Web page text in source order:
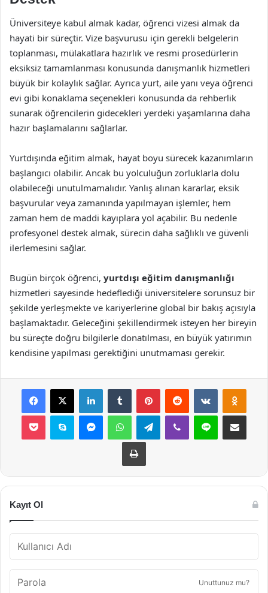
Üniversiteye kabul almak kadar, öğrenci vizesi almak da
hayati bir süreçtir. Vize başvurusu için gerekli belgelerin
toplanması, mülakatlara hazırlık ve resmi prosedürlerin
eksiksiz tamamlanması konusunda danışmanlık hizmetleri
büyük bir kolaylık sağlar. Ayrıca yurt, aile yanı veya öğrenci
evi gibi konaklama seçenekleri konusunda da rehberlik
sunarak öğrencilerin gidecekleri yerdeki yaşamlarına daha
hazır başlamalarını sağlarlar.
Yurtdışında eğitim almak, hayat boyu sürecek kazanımların
başlangıcı olabilir. Ancak bu yolculuğun zorluklarla dolu
olabileceği unutulmamalıdır. Yanlış alınan kararlar, eksik
başvurular veya zamanında yapılmayan işlemler, hem
zaman hem de maddi kayıplara yol açabilir. Bu nedenle
profesyonel destek almak, sürecin daha sağlıklı ve güvenli
ilerlemesini sağlar.
Bugün birçok öğrenci, yurtdışı eğitim danışmanlığı
hizmetleri sayesinde hedeflediği üniversitelere sorunsuz bir
şekilde yerleşmekte ve kariyerlerine global bir bakış açısıyla
başlamaktadır. Geleceğini şekillendirmek isteyen her bireyin
bu süreçte doğru bilgilerle donatılması, en büyük yatırımın
kendisine yapılması gerektiğini unutmaması gerekir.
Facebook
X LinkedInTumblr PinterestReddit VKontakte
Pocket Skype MessengerWhatsAppTelegramViber Line E-Posta ile
Yazdır
Kayıt Ol
Unuttunuz mu?